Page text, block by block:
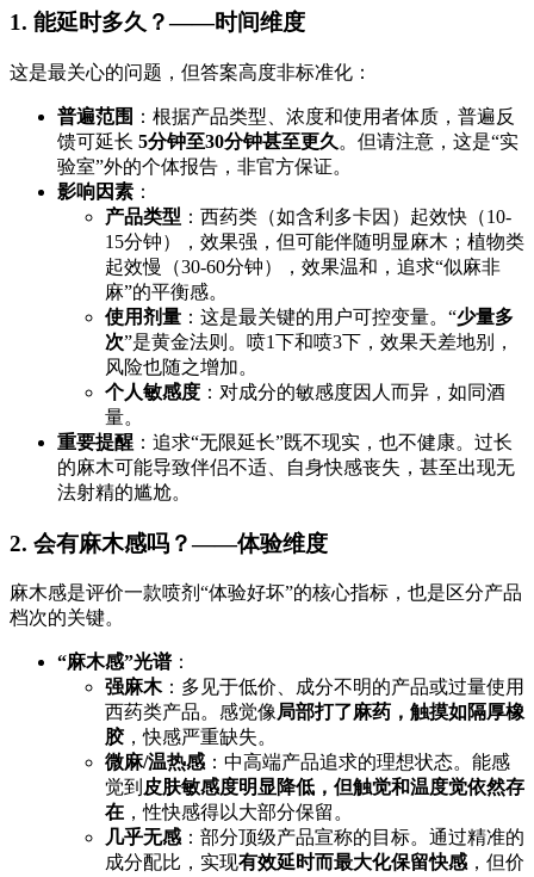
1. 能延时多久？——时间维度
这是最关心的问题，但答案高度非标准化：
普遍范围 ：根据产品类型、浓度和使用者体质，普遍反
馈可延长 5分钟至30分钟甚至更久 。但请注意，这是“实
验室”外的个体报告，非官方保证。
影响因素 ：
产品类型 ：西药类（如含利多卡因）起效快（10-
15分钟），效果强，但可能伴随明显麻木；植物类
起效慢（30-60分钟），效果温和，追求“似麻非
麻”的平衡感。
使用剂量 ：这是最关键的用户可控变量。“少量多
次”是黄金法则。喷1下和喷3下，效果天差地别，
风险也随之增加。
个人敏感度 ：对成分的敏感度因人而异，如同酒
量。
重要提醒 ：追求“无限延长”既不现实，也不健康。过长
的麻木可能导致伴侣不适、自身快感丧失，甚至出现无
法射精的尴尬。
2. 会有麻木感吗？——体验维度
麻木感是评价一款喷剂“体验好坏”的核心指标，也是区分产品
档次的关键。
“麻木感”光谱：
强麻木：多见于低价、成分不明的产品或过量使用
西药类产品。感觉像局部打了麻药，触摸如隔厚橡
胶，快感严重缺失。
微麻/温热感 ：中高端产品追求的理想状态。能感
觉到 皮肤敏感度明显降低，但触觉和温度觉依然存
在 ，性快感得以大部分保留。
几乎无感 ：部分顶级产品宣称的目标。通过精准的
成分配比，实现有效延时而最大化保留快感 ，但价